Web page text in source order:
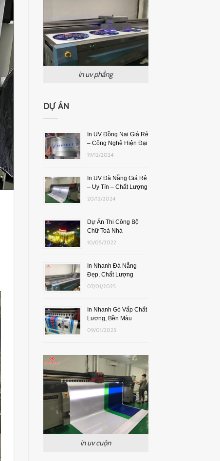
in uv phẳng
DỰ ÁN
In UV Đồng Nai Giá Rẻ
– Công Nghệ Hiện Đại
19/12/2024
In UV Đà Nẵng Giá Rẻ
– Uy Tín – Chất Lượng
20/12/2024
Dự Án Thi Công Bộ
Chữ Toà Nhà
10/05/2022
In Nhanh Đà Nẵng
Đẹp, Chất Lượng
07/01/2025
In Nhanh Gò Vấp Chất
Lượng, Bền Màu
09/01/2025
in uv cuộn